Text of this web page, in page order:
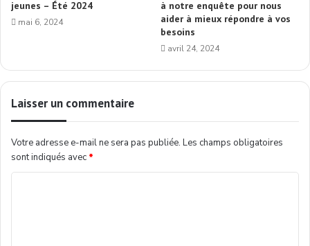
jeunes – Été 2024
mai 6, 2024
à notre enquête pour nous
aider à mieux répondre à vos
besoins
avril 24, 2024
Laisser un commentaire
Votre adresse e-mail ne sera pas publiée. Les champs obligatoires
sont indiqués avec *